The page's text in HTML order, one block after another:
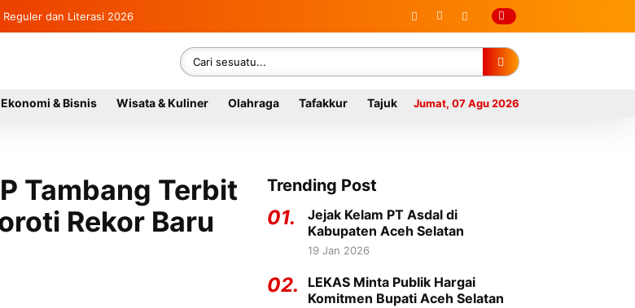
Reguler dan Literasi 2026
Indra Damai Kluet Selatan
Ekonomi & Bisnis Wisata & Kuliner Olahraga Tafakkur Tajuk Jumat, 07 Agu 2026
Tambang Terbit
Rekor Baru
Trending Post
01.
Jejak Kelam PT Asdal di
Kabupaten Aceh Selatan
19 Jan 2026
02.
LEKAS Minta Publik Hargai
Komitmen Bupati Aceh Selatan